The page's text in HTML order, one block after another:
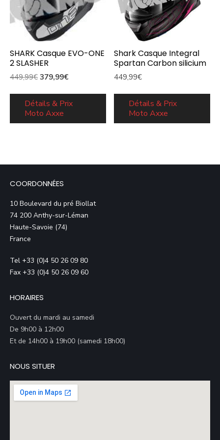
SHARK Casque EVO-ONE
2 SLASHER
449,99€ Le
initial
était :
379,99€Le
actuel
Détails & Prix
Moto Axxe
Shark Casque Integral
Spartan Carbon silicium
449,99€
Détails & Prix
Moto Axxe
COORDONNÉES
10 Boulevard du pré Biollat
74 200 Anthy-sur-Léman
Haute-Savoie (74)
France
Tel +33 (0)4 50 26 09 80
Fax +33 (0)4 50 26 09 60
HORAIRES
Ouvert du mardi au samedi
De 9h00 à 12h00
Et de 14h00 à 19h00 (samedi 18h00)
NOUS SITUER